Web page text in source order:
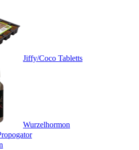
Jiffy/Coco Tabletts
Wurzelhormon